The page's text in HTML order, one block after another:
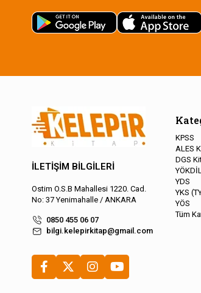
İLETİŞİM BİLGİLERİ
Ostim O.S.B Mahallesi 1220. Cad.
No: 37 Yenimahalle / ANKARA
0850 455 06 07
bilgi.kelepirkitap@gmail.com
KPSS
ALES
DGS
YDS
YKS
YÖS
Tüm